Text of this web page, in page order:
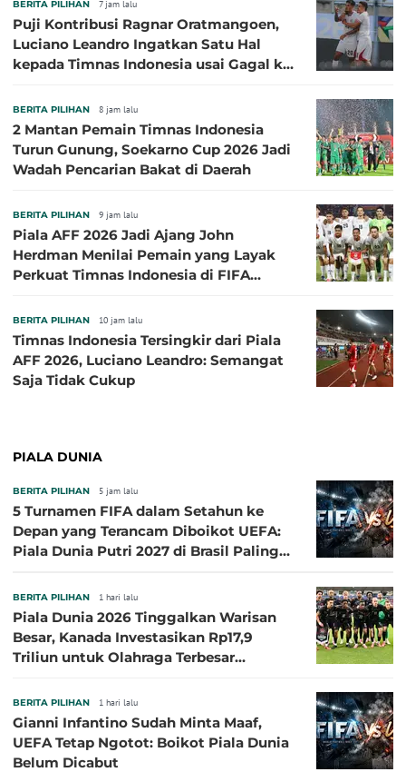
BERITA PILIHAN 7 jam lalu
Puji Kontribusi Ragnar Oratmangoen,
Luciano Leandro Ingatkan Satu Hal
kepada Timnas Indonesia usai Gagal ke
BERITA PILIHAN 8 jam lalu
2 Mantan Pemain Timnas Indonesia
Turun Gunung, Soekarno Cup 2026 Jadi
Wadah Pencarian Bakat di Daerah
BERITA PILIHAN 9 jam lalu
Piala AFF 2026 Jadi Ajang John
Herdman Menilai Pemain yang Layak
Perkuat Timnas Indonesia di FIFA
BERITA PILIHAN 10 jam lalu
Timnas Indonesia Tersingkir dari Piala
AFF 2026, Luciano Leandro: Semangat
Saja Tidak Cukup
PIALA DUNIA
BERITA PILIHAN 5 jam lalu
5 Turnamen FIFA dalam Setahun ke
Depan yang Terancam Diboikot UEFA:
Piala Dunia Putri 2027 di Brasil Paling
BERITA PILIHAN 1 hari lalu
Piala Dunia 2026 Tinggalkan Warisan
Besar, Kanada Investasikan Rp17,9
Triliun untuk Olahraga Terbesar
BERITA PILIHAN 1 hari lalu
Gianni Infantino Sudah Minta Maaf,
UEFA Tetap Ngotot: Boikot Piala Dunia
Belum Dicabut